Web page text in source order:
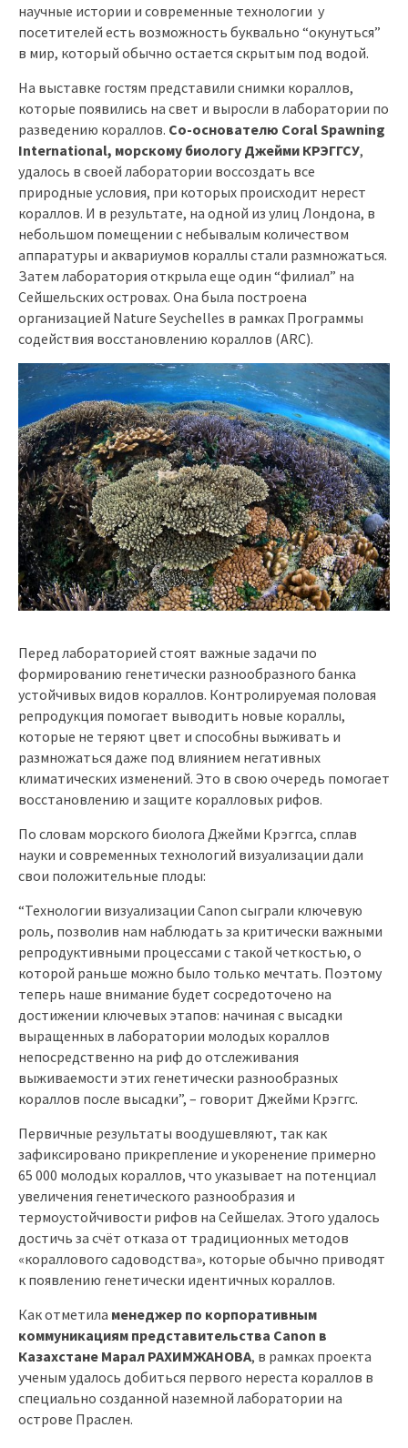
научные истории и современные технологии у
посетителей есть возможность буквально “окунуться”
в мир, который обычно остается скрытым под водой.
На выставке гостям представили снимки кораллов,
которые появились на свет и выросли в лаборатории по
разведению кораллов. Со-основателю Coral Spawning
International, морскому биологу Джейми КРЭГГСУ,
удалось в своей лаборатории воссоздать все
природные условия, при которых происходит нерест
кораллов. И в результате, на одной из улиц Лондона, в
небольшом помещении с небывалым количеством
аппаратуры и аквариумов кораллы стали размножаться.
Затем лаборатория открыла еще один “филиал” на
Сейшельских островах. Она была построена
организацией Nature Seychelles в рамках Программы
содействия восстановлению кораллов (ARC).
Перед лабораторией стоят важные задачи по
формированию генетически разнообразного банка
устойчивых видов кораллов. Контролируемая половая
репродукция помогает выводить новые кораллы,
которые не теряют цвет и способны выживать и
размножаться даже под влиянием негативных
климатических изменений. Это в свою очередь помогает
восстановлению и защите коралловых рифов.
По словам морского биолога Джейми Крэггса, сплав
науки и современных технологий визуализации дали
свои положительные плоды:
“Технологии визуализации Canon сыграли ключевую
роль, позволив нам наблюдать за критически важными
репродуктивными процессами с такой четкостью, о
которой раньше можно было только мечтать. Поэтому
теперь наше внимание будет сосредоточено на
достижении ключевых этапов: начиная с высадки
выращенных в лаборатории молодых кораллов
непосредственно на риф до отслеживания
выживаемости этих генетически разнообразных
кораллов после высадки”, – говорит Джейми Крэггс.
Первичные результаты воодушевляют, так как
зафиксировано прикрепление и укоренение примерно
65 000 молодых кораллов, что указывает на потенциал
увеличения генетического разнообразия и
термоустойчивости рифов на Сейшелах. Этого удалось
достичь за счёт отказа от традиционных методов
«кораллового садоводства», которые обычно приводят
к появлению генетически идентичных кораллов.
Как отметила менеджер по корпоративным
коммуникациям представительства Canon в
Казахстане Марал РАХИМЖАНОВА, в рамках проекта
ученым удалось добиться первого нереста кораллов в
специально созданной наземной лаборатории на
острове Праслен.